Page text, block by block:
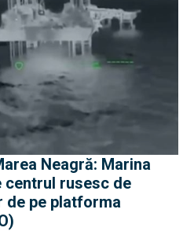
Neagră: Marina
centrul rusesc de
de pe platforma